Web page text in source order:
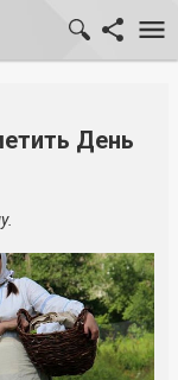
День